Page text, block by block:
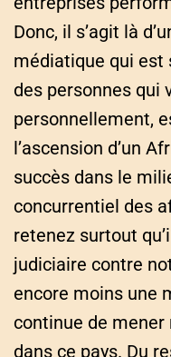
Donc, il s’agit là
médiatique qui
des personnes qui
personnellement,
l’ascension d’un
succès dans le
concurrentiel des
retenez surtout
judiciaire contre
encore moins une
continue de
dans ce pays. Du